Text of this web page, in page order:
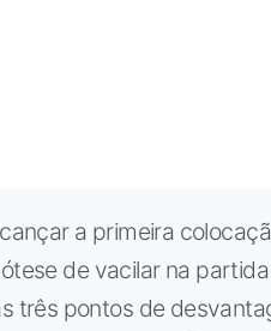
a primeira
de vacilar na
três pontos de